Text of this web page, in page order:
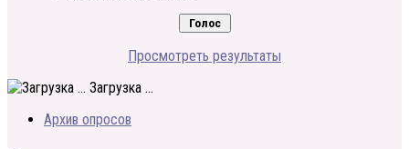
Просмотреть результаты
Загрузка ...
Архив опросов